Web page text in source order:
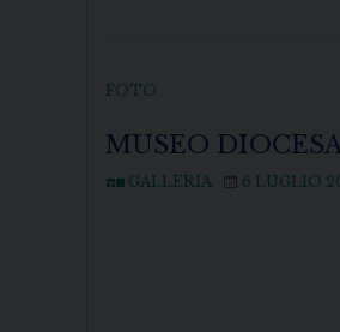
FOTO
MUSEO
GALLERIA 6 LUGLIO